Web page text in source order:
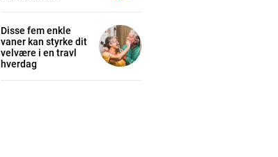
Disse fem enkle
vaner kan styrke dit
velvære i en travl
hverdag